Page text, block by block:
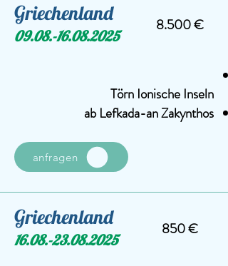
Griechenland
09.08.-16.08.2025
8.500 €
Törn Ionische Inseln
ab Lefkada-an Zakynthos
anfragen
Griechenland
16.08.-23.08.2025
850 €